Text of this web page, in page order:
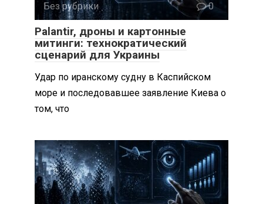
Без рубрики 0
Palantir, дроны и картонные
митинги: технократический
сценарий для Украины
Удар по иранскому судну в Каспийском
море и последовавшее заявление Киева о
том, что